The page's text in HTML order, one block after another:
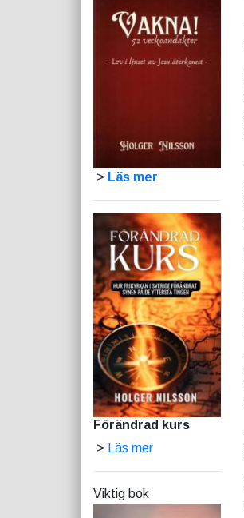
> Läs mer
Förändrad kurs
> Läs mer
Viktig bok